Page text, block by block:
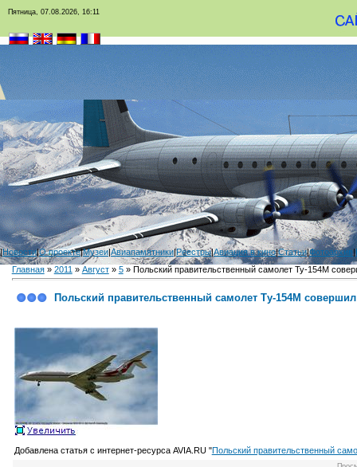
Пятница, 07.08.2026, 16:11
|Новости|О проекте|Музеи|Авиапамятники|Реестры|Авиация в кино|Статьи|Фотоархив|
Главная» 2011 » Август » 5» Польский правительственный самолет Ту-154М
Польский правительственный самолет Ту-154М
Добавлена статья с интернет-ресурса AVIA.RU "Польский правительственный